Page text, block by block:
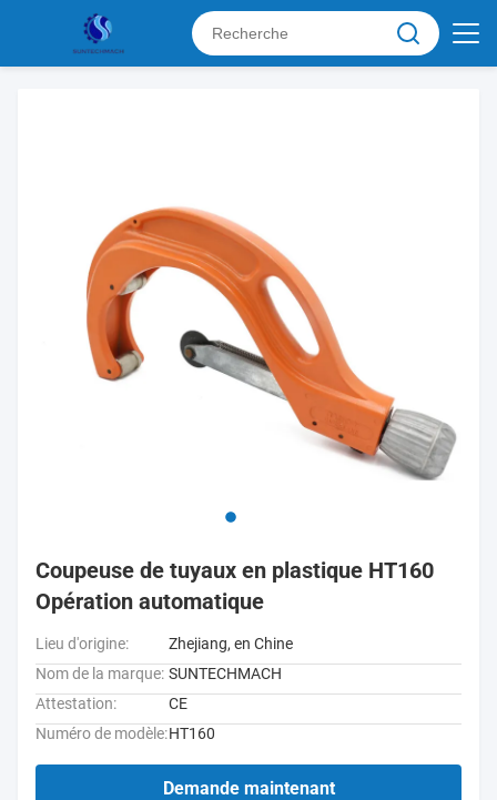
Coupeuse de tuyaux en plastique HT160
Opération automatique
Lieu d'origine:
Zhejiang, en Chine
Nom de la marque: SUNTECHMACH
Attestation:
CE
Numéro de modèle:HT160
Demande maintenant